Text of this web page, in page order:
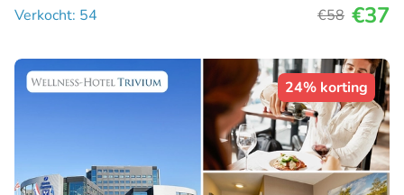
Verkocht: 54
€58 €37
24% korting